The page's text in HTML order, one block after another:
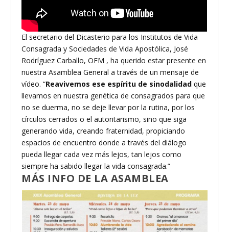
El secretario del Dicasterio para los Institutos de Vida
Consagrada y Sociedades de Vida Apostólica, José
Rodríguez Carballo, OFM , ha querido estar presente en
nuestra Asamblea General a través de un mensaje de
vídeo. “Reavivemos ese espíritu de sinodalidadque
llevamos en nuestra genética de consagrados para que
no se duerma, no se deje llevar por la rutina, por los
círculos cerrados o el autoritarismo, sino que siga
generando vida, creando fraternidad, propiciando
espacios de encuentro donde a través del diálogo
pueda llegar cada vez más lejos, tan lejos como
siempre ha sabido llegar la vida consagrada.”
MÁS INFO DE LA ASAMBLEA